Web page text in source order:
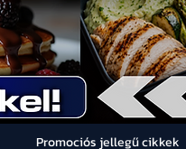
Promociós jellegű cikkek